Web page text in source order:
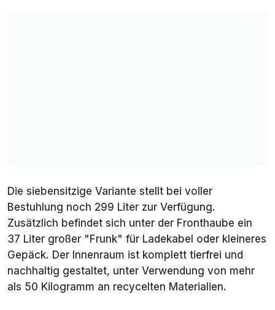
Die siebensitzige Variante stellt bei voller
Bestuhlung noch 299 Liter zur Verfügung.
Zusätzlich befindet sich unter der Fronthaube ein
37 Liter großer "Frunk" für Ladekabel oder kleineres
Gepäck. Der Innenraum ist komplett tierfrei und
nachhaltig gestaltet, unter Verwendung von mehr
als 50 Kilogramm an recycelten Materialien.